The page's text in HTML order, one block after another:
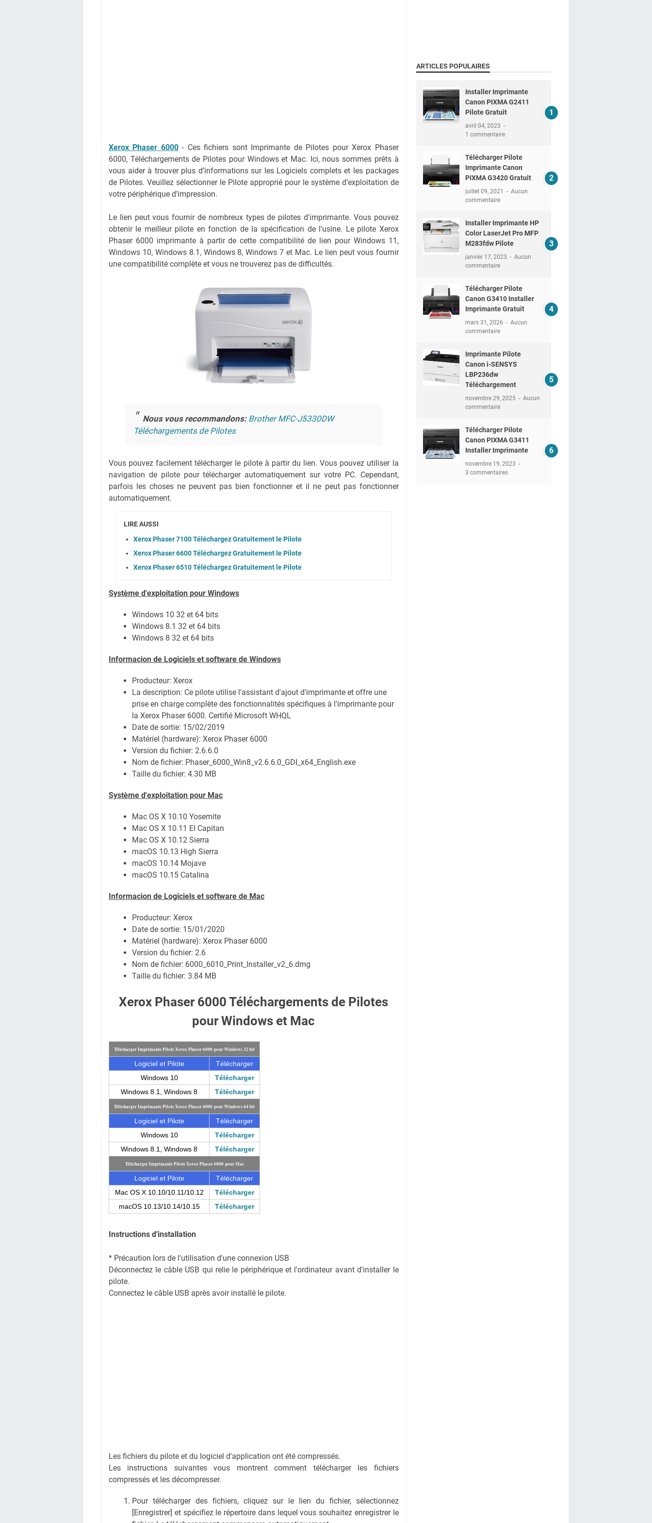
Xerox Phaser 6000 - Ces fichiers sont Imprimante de Pilotes pour Xerox Phaser
6000, Téléchargements de Pilotes pour Windows et Mac. Ici, nous sommes prêts à
vous aider à trouver plus d’informations sur les Logiciels complets et les packages
de Pilotes. Veuillez sélectionner le Pilote approprié pour le système d’exploitation de
votre périphérique d’impression.
Le lien peut vous fournir de nombreux types de pilotes d'imprimante. Vous pouvez
obtenir le meilleur pilote en fonction de la spécification de l'usine. Le pilote Xerox
Phaser 6000 imprimante à partir de cette compatibilité de lien pour Windows 11,
Windows 10, Windows 8.1, Windows 8, Windows 7 et Mac. Le lien peut vous fournir
une compatibilité complète et vous ne trouverez pas de difficultés.
Nous vous recommandons: Brother MFC-J5330DW
Téléchargements de Pilotes
Vous pouvez facilement télécharger le pilote à partir du lien.Vous pouvez utiliser la
navigation de pilote pour télécharger automatiquement sur votre PC. Cependant,
parfois les choses ne peuvent pas bien fonctionner et il ne peut pas fonctionner
automatiquement.
LIRE AUSSI
Xerox Phaser 7100 Téléchargez Gratuitement le Pilote
Xerox Phaser 6600 Téléchargez Gratuitement le Pilote
Xerox Phaser 6510 Téléchargez Gratuitement le Pilote
Système d'exploitation pour Windows
Windows 10 32 et 64 bits
Windows 8.1 32 et 64 bits
Windows 8 32 et 64 bits
Informacion de Logiciels et software de Windows
Producteur: Xerox
La description: Ce pilote utilise l'assistant d'ajout d'imprimante et offre une
prise en charge complète des fonctionnalités spécifiques à l'imprimante pour
la Xerox Phaser 6000. Certifié Microsoft WHQL
Date de sortie: 15/02/2019
Matériel (hardware): Xerox Phaser 6000
Version du fichier: 2.6.6.0
Nom de fichier: Phaser_6000_Win8_v2.6.6.0_GDI_x64_English.exe
Taille du fichier: 4.30 MB
Système d'exploitation pour Mac
Mac OS X 10.10 Yosemite
Mac OS X 10.11 El Capitan
Mac OS X 10.12 Sierra
macOS 10.13 High Sierra
macOS 10.14 Mojave
macOS 10.15 Catalina
Informacion de Logiciels et software de Mac
Producteur: Xerox
Date de sortie: 15/01/2020
Matériel (hardware): Xerox Phaser 6000
Version du fichier: 2.6
Nom de fichier: 6000_6010_Print_Installer_v2_6.dmg
Taille du fichier: 3.84 MB
Xerox Phaser 6000 Téléchargements de Pilotes
pour Windows et Mac
Télécharger Imprimante Pilote Xerox Phaser 6000 pour Windows 32 bit
Logiciel et Pilote
Télécharger
Windows 10
Télécharger
Windows 8.1, Windows 8
Télécharger
Télécharger Imprimante Pilote Xerox Phaser 6000 pour Windows 64 bit
Logiciel et Pilote
Télécharger
Windows 10
Télécharger
Windows 8.1, Windows 8
Télécharger
Télécharger Imprimante Pilote Xerox Phaser 6000 pour Mac
Logiciel et Pilote
Télécharger
Mac OS X 10.10/10.11/10.12
Télécharger
macOS 10.13/10.14/10.15
Télécharger
Instructions d'installation
* Précaution lors de l'utilisation d'une connexion USB
Déconnectez le câble USB qui relie le périphérique et l'ordinateur avant d'installer le
pilote.
Connectez le câble USB après avoir installé le pilote.
Les fichiers du pilote et du logiciel d'application ont été compressés.
Les instructions suivantes vous montrent comment télécharger les fichiers
compressés et les décompresser.
Pour télécharger des fichiers, cliquez sur le lien du fichier, sélectionnez
[Enregistrer] et spécifiez le répertoire dans lequel vous souhaitez enregistrer le
ARTICLES POPULAIRES
Installer Imprimante
Canon PIXMA G2411
Pilote Gratuit
avril 04, 2023
1 commentaire
Télécharger Pilote
Imprimante Canon
PIXMA G3420 Gratuit
juillet 09, 2021
Aucun
commentaire
Installer Imprimante HP
Color LaserJet Pro MFP
M283fdw Pilote
janvier 17, 2023
Aucun
commentaire
Télécharger Pilote
Canon G3410 Installer
Imprimante Gratuit
mars 31, 2026
Aucun
commentaire
Imprimante Pilote
Canon i-SENSYS
LBP236dw
Téléchargement
novembre 29, 2025
Aucun
commentaire
Télécharger Pilote
Canon PIXMA G3411
Installer Imprimante
novembre 19, 2023
3 commentaires